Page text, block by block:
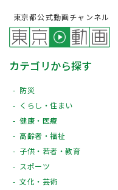
東京都公式動画チャンネル
カテゴリから探す
防災
くらし・住まい
健康・医療
高齢者・福祉
子供・若者・教育
スポーツ
文化・芸術